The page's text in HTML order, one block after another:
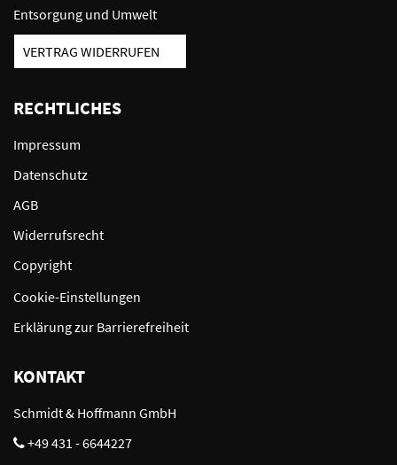
Entsorgung und Umwelt
VERTRAG WIDERRUFEN
RECHTLICHES
Impressum
Datenschutz
AGB
Widerrufsrecht
Copyright
Cookie-Einstellungen
Erklärung zur Barrierefreiheit
KONTAKT
Schmidt & Hoffmann GmbH
+49 431 - 6644227